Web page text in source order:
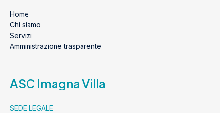
Home
Chi siamo
Servizi
Amministrazione trasparente
ASC Imagna Villa
SEDE LEGALE